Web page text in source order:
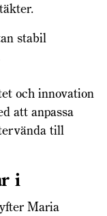
stabil
och innovation
att anpassa
till
i
Maria